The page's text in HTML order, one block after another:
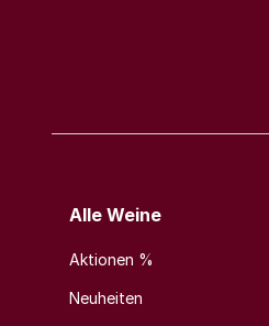
Alle Weine
Aktionen %
Neuheiten